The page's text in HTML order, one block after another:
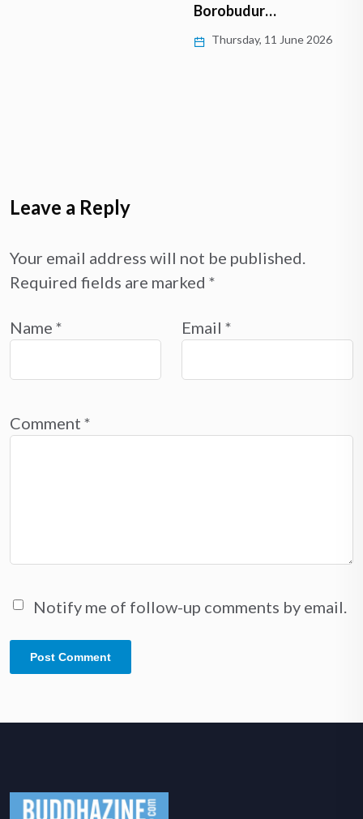
Borobudur…
Thursday, 11 June 2026
Leave a Reply
Your email address will not be published.
Required fields are marked *
Name * Email *
Comment *
Notify me of follow-up comments by email.